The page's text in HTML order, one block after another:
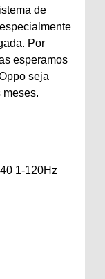
de
Por
esperamos
seja
meses.
1-120Hz